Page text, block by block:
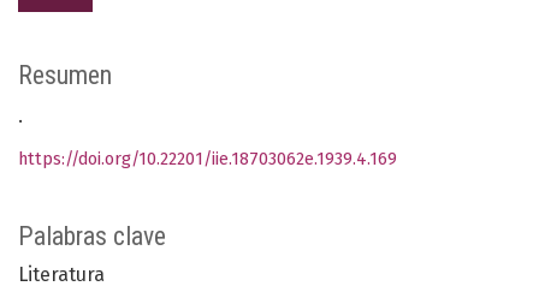
Palabras clave
Literatura
Resumen
.
https://doi.org/10.22201/iie.18703062e.1939.4.169